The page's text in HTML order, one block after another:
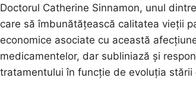
Doctorul Catherine Sinnamon, unul
care să îmbunătățească calitatea vieții
economice asociate cu această
medicamentelor, dar subliniază și
tratamentului în funcție de evoluția